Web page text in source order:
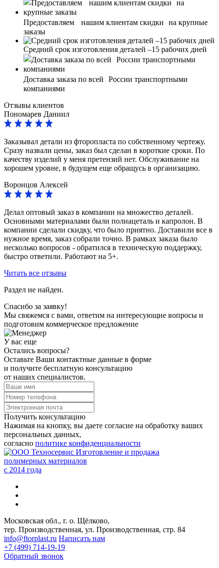
Предоставляем нашим клиентам скидки на крупные
заказы
Средний срок изготовления деталей –15 рабочих дней
Доставка заказа по всей России транспортными
компаниями
Отзывы клиентов
Пономарев Даниил
Заказывал детали из фторопласта по собственному чертежу.
Сразу назвали цены, заказ был сделан в короткие сроки. По
качеству изделий у меня претензий нет. Обслуживание на
хорошем уровне, в будущем еще обращусь в организацию.
Воронцов Алексей
Делал оптовый заказ в компании на множество деталей.
Основными материалами были полиацеталь и капролон. В
компании сделали скидку, что было приятно. Доставили все в
нужное время, заказ собрали точно. В рамках заказа было
несколько вопросов - обратился в техническую поддержку,
быстро ответили. Работают на 5+.
Читать все отзывы
Раздел не найден.
Спасибо за заявку!
Мы свяжемся с вами, ответим на интересующие вопросы и
подготовим коммерческое предложение
У вас еще
Остались вопросы?
Оставьте Ваши контактные данные в форме
и получите бесплатную консультацию
от наших специалистов.
Получить консультацию
Нажимая на кнопку, вы даете согласие на обработку ваших
персональных данных,
согласно политике конфиденциальности
Изготовление и продажа
полимерных материалов
c 2014 года
Московская обл., г. о. Щёлково,
тер. Производственная, ул. Производственная, стр. 84
info@ftorplast.ru Написать нам
+7 (499) 714-19-19
Обратный звонок